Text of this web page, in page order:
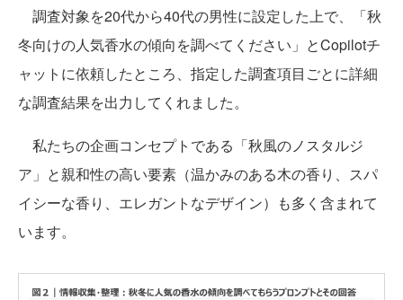
調査対象を20代から40代の男性に設定した上で、「秋
冬向けの人気香水の傾向を調べてください」とCopilotチ
ャットに依頼したところ、指定した調査項目ごとに詳細
な調査結果を出力してくれました。
私たちの企画コンセプトである「秋風のノスタルジ
ア」と親和性の高い要素（温かみのある木の香り、スパ
イシーな香り、エレガントなデザイン）も多く含まれて
います。